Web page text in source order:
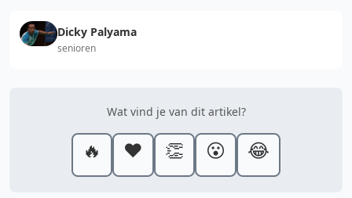
Dicky Palyama
senioren
Wat vind je van dit artikel?
🔥 ❤️ 👏 😮 😂